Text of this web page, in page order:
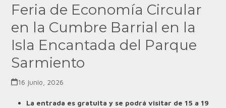
Feria de Economía Circular
en la Cumbre Barrial en la
Isla Encantada del Parque
Sarmiento
16 junio, 2026
La entrada es gratuita y se podrá visitar de 15 a 19